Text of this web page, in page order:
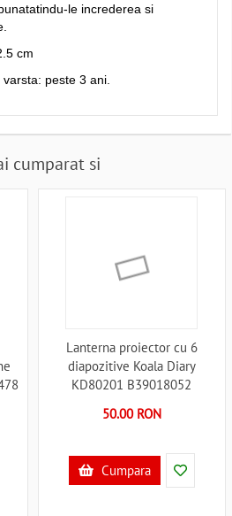
le increderea si
cm
peste 3 ani.
cumparat si
Lanterna proiector cu 6
diapozitive Koala Diary
KD80201 B39018052
50.00 RON
Cumpara